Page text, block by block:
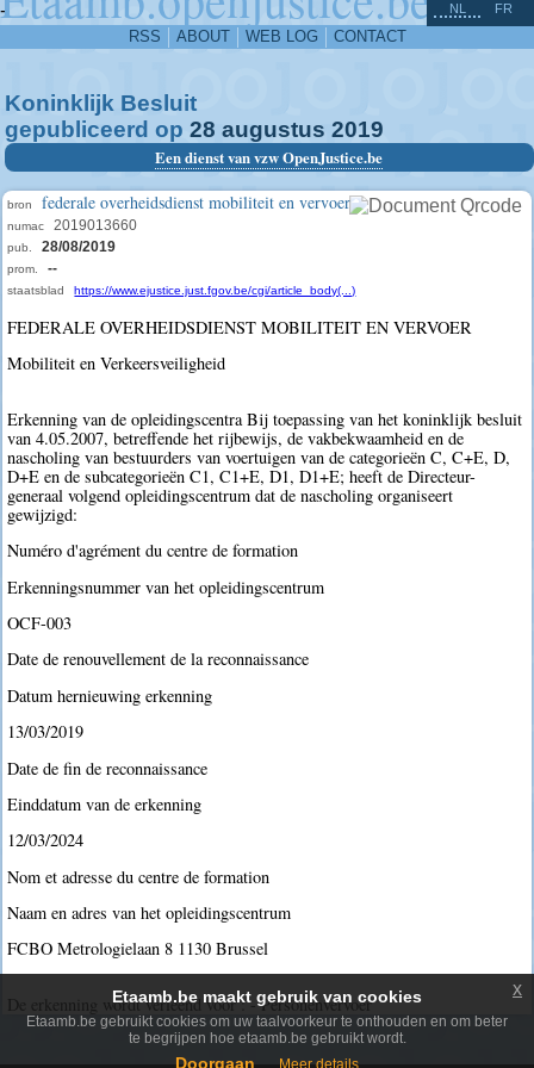
-
RSS ABOUT WEB LOG CONTACT
NL FR
Koninklijk Besluit
gepubliceerd op 28 augustus 2019
Een dienst van vzw OpenJustice.be
bron federale overheidsdienst mobiliteit en vervoer
numac 2019013660
pub. 28/08/2019
prom. --
staatsblad https://www.ejustice.just.fgov.be/cgi/article_body(...)
FEDERALE OVERHEIDSDIENST MOBILITEIT EN VERVOER
Mobiliteit en Verkeersveiligheid
Erkenning van de opleidingscentra Bij toepassing van het koninklijk besluit
van 4.05.2007, betreffende het rijbewijs, de vakbekwaamheid en de
nascholing van bestuurders van voertuigen van de categorieën C, C+E, D,
D+E en de subcategorieën C1, C1+E, D1, D1+E; heeft de Directeur-
generaal volgend opleidingscentrum dat de nascholing organiseert
gewijzigd:
Numéro d'agrément du centre de formation
Erkenningsnummer van het opleidingscentrum
OCF-003
Date de renouvellement de la reconnaissance
Datum hernieuwing erkenning
13/03/2019
Date de fin de reconnaissance
Einddatum van de erkenning
12/03/2024
Nom et adresse du centre de formation
Naam en adres van het opleidingscentrum
FCBO Metrologielaan 8 1130 Brussel
De erkenning wordt verleend voor : - Personenvervoer
^
Etaamb.be maakt gebruik van cookies
Etaamb.be gebruikt cookies om uw taalvoorkeur te onthouden en om beter
te begrijpen hoe etaamb.be gebruikt wordt.
Doorgaan Meer details
x